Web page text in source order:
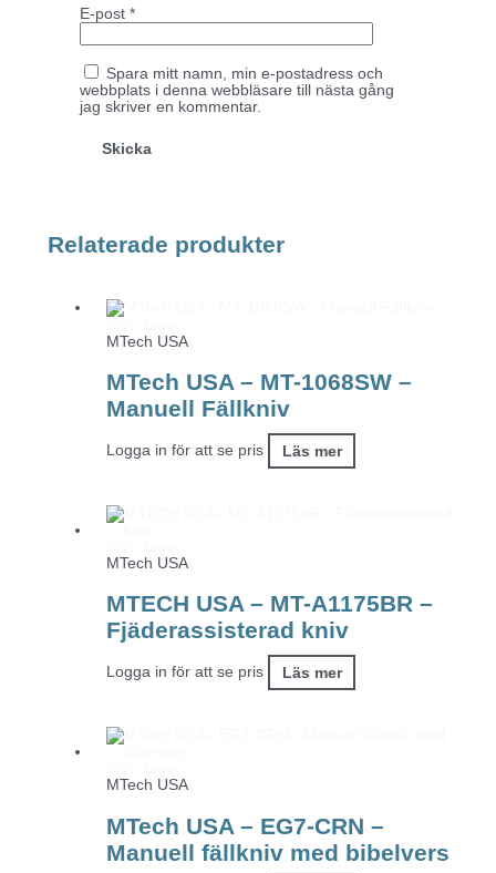
E-post *
Spara mitt namn, min e-postadress och
webbplats i denna webbläsare till nästa gång
jag skriver en kommentar.
Relaterade produkter
MTech USA
MTech USA – MT-1068SW –
Manuell Fällkniv
Logga in för att se pris Läs mer
MTech USA
MTECH USA – MT-A1175BR –
Fjäderassisterad kniv
Logga in för att se pris Läs mer
MTech USA
MTech USA – EG7-CRN –
Manuell fällkniv med bibelvers